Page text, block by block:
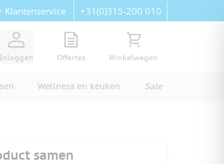
Klantenservice +31(0)315-200 010
Inloggen
View quote, Quote is empty
Offertes
Bekijk winkelwagen,
Winkelwagen
Wellness en keuken Sale
samen